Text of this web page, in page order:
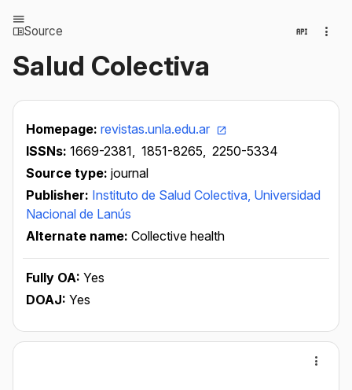
Source
Salud Colectiva
Homepage: revistas.unla.edu.ar
ISSNs: 1669-2381, 1851-8265, 2250-5334
Source type: journal
Publisher: Instituto de Salud Colectiva, Universidad
Nacional de Lanús
Alternate name: Collective health
Fully OA: Yes
DOAJ: Yes